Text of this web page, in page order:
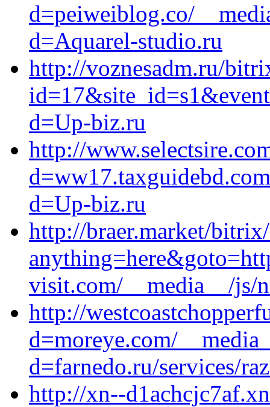
d=peiweiblog.co/
d=Aquarel-studio.ru
http://voznesadm.ru/
d=Up-biz.ru
http://
d=Up-biz.ru
http://braer.market/
visit.com/__media__/js/
http://
d=moreye.com/
d=farnedo.ru/services/
http://xn--